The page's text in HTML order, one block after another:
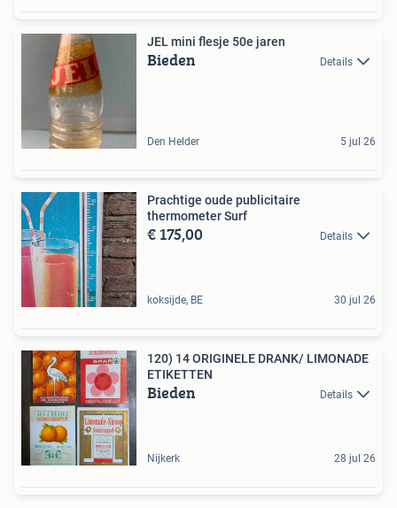
JEL mini flesje 50e jaren
Bieden Details
Den Helder 5 jul 26
Prachtige oude publicitaire
thermometer Surf
€ 175,00 Details
koksijde, BE 30 jul 26
120) 14 ORIGINELE DRANK/ LIMONADE
ETIKETTEN
Bieden Details
Nijkerk 28 jul 26